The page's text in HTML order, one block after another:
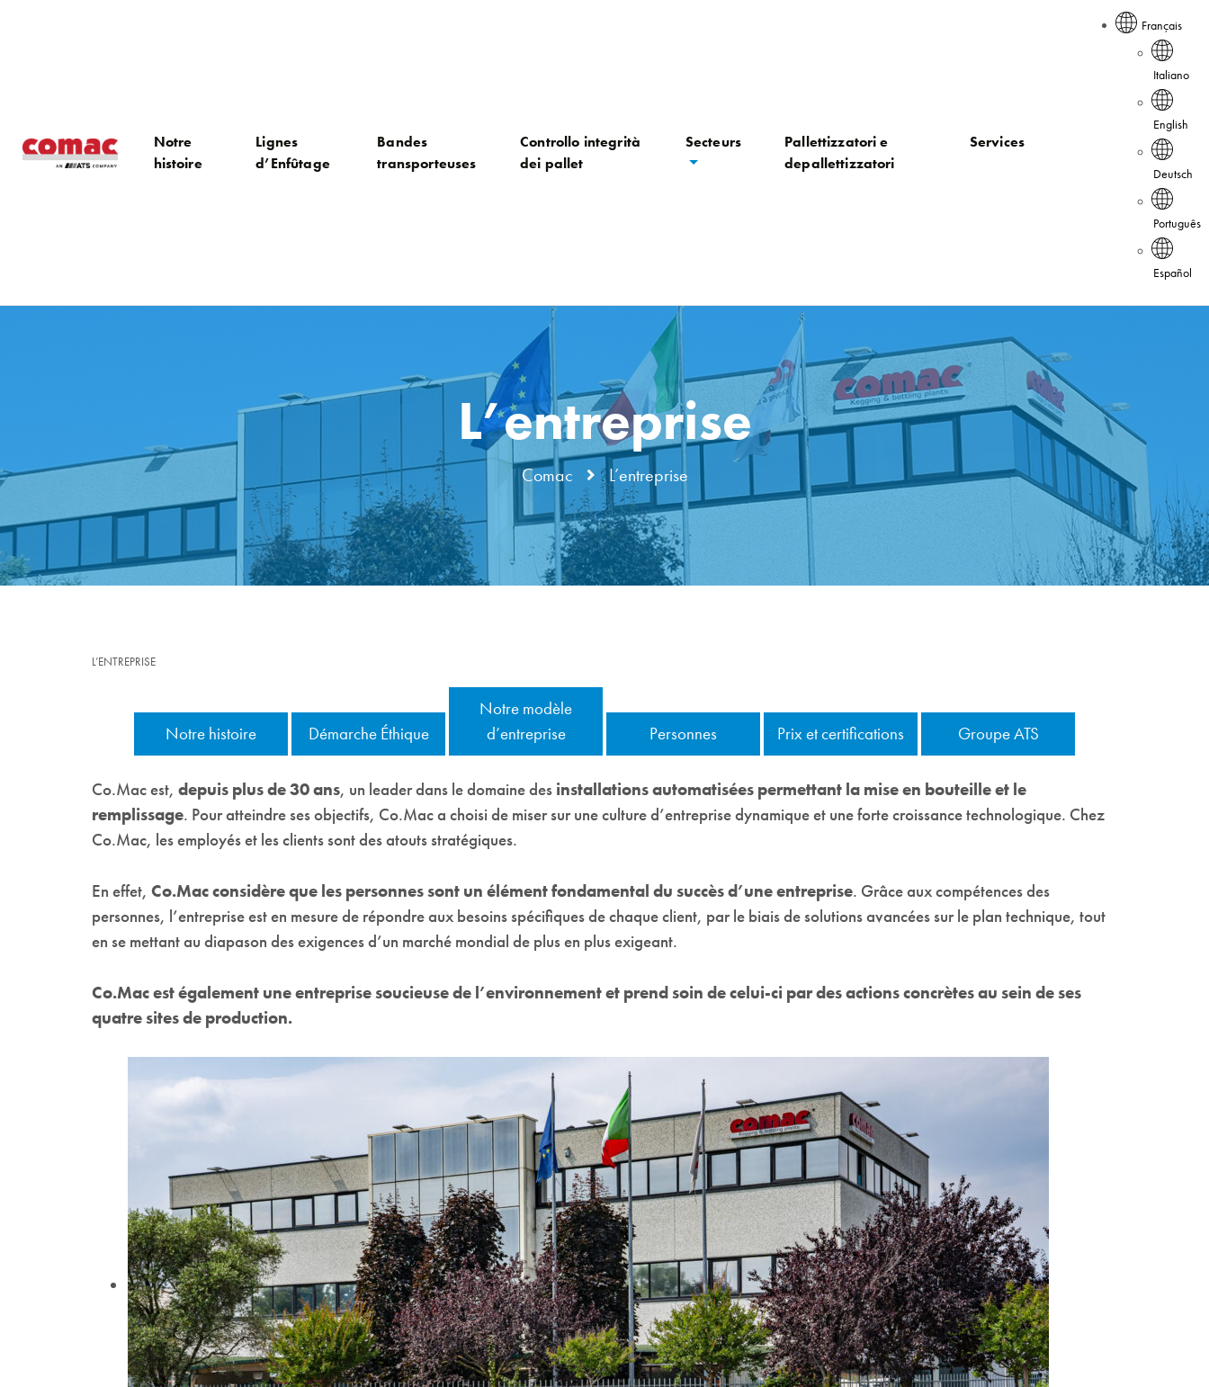
Notre
histoire
Lignes
d’Enfûtage
Bandes
transporteuses
Controllo integrità
dei pallet
Secteurs
Pallettizzatori e
depallettizzatori
Services
Français
Italiano
English
Deutsch
Português
Español
L’entreprise
Comac L’entreprise
L’ENTREPRISE
Notre histoire Démarche Éthique
Notre modèle
d’entreprise
Personnes Prix et certifications Groupe ATS
Co.Mac est, depuis plus de 30 ans, un leader dans le domaine des installations automatisées permettant la mise en bouteille et le
remplissage. Pour atteindre ses objectifs, Co.Mac a choisi de miser sur une culture d’entreprise dynamique et une forte croissance technologique. Chez
Co.Mac, les employés et les clients sont des atouts stratégiques.
En effet, Co.Mac considère que les personnes sont un élément fondamental du succès d’une entreprise. Grâce aux compétences des
personnes, l’entreprise est en mesure de répondre aux besoins spécifiques de chaque client, par le biais de solutions avancées sur le plan technique, tout
en se mettant au diapason des exigences d’un marché mondial de plus en plus exigeant.
Co.Mac est également une entreprise soucieuse de l’environnement et prend soin de celui-ci par des actions concrètes au sein de ses
quatre sites de production.